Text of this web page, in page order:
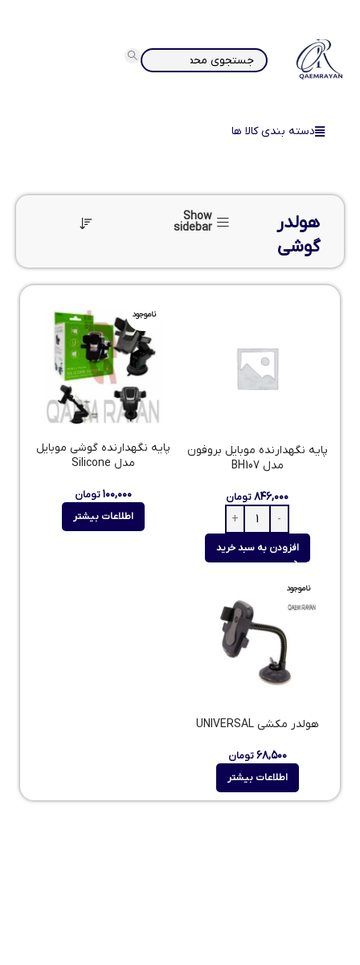
دسته بندی کالا ها
هولدر
گوشی
Show
sidebar
پایه نگهدارنده موبایل بروفون
مدل BH107
۸۴۶,۰۰۰تومان
افزودن به سبد خرید
ناموجود
پایه نگهدارنده گوشی موبایل
مدل Silicone
۱۰۰,۰۰۰ تومان
اطلاعات بیشتر
ناموجود
هولدر مکشی UNIVERSAL
۶۸,۵۰۰ تومان
اطلاعات بیشتر